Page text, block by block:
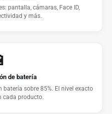
pantalla, cámaras, Face ID,
y más.
de batería
sobre 85%. El nivel exacto
cada producto.